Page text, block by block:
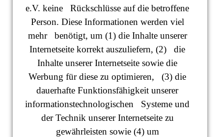
e.V. keine Rückschlüsse auf die betroffene
Person. Diese Informationen werden viel
mehr benötigt, um (1) die Inhalte unserer
Internetseite korrekt auszuliefern, (2) die
Inhalte unserer Internetseite sowie die
Werbung für diese zu optimieren, (3) die
dauerhafte Funktionsfähigkeit unserer
informationstechnologischen Systeme und
der Technik unserer Internetseite zu
gewährleisten sowie (4) um